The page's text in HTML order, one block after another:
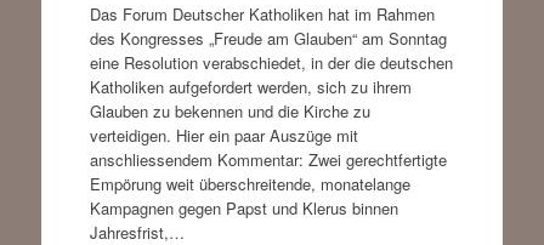
Das Forum Deutscher Katholiken hat im Rahmen
des Kongresses „Freude am Glauben“ am Sonntag
eine Resolution verabschiedet, in der die deutschen
Katholiken aufgefordert werden, sich zu ihrem
Glauben zu bekennen und die Kirche zu
verteidigen. Hier ein paar Auszüge mit
anschliessendem Kommentar: Zwei gerechtfertigte
Empörung weit überschreitende, monatelange
Kampagnen gegen Papst und Klerus binnen
Jahresfrist,…